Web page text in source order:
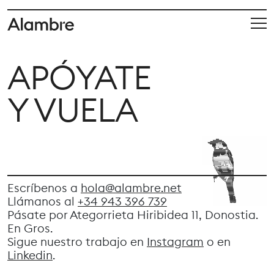
APÓYATE
Y VUELA
Escríbenos a hola@alambre.net
Llámanos al +34 943 396 739
Pásate por Ategorrieta Hiribidea 11, Donostia.
En Gros.
Sigue nuestro trabajo en Instagram o en
Linkedin.